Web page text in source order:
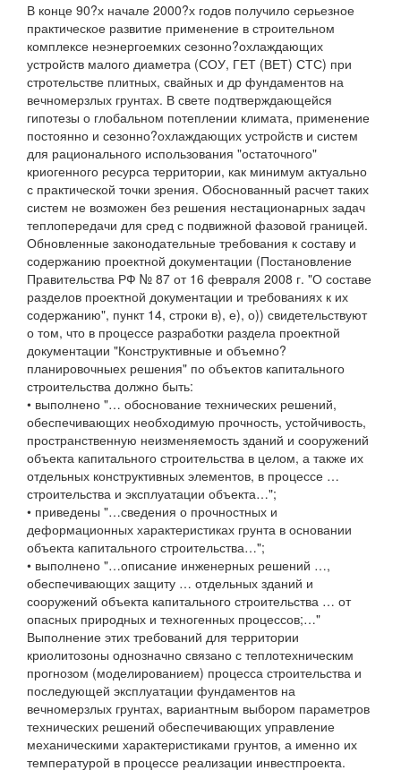
В конце 90?х начале 2000?х годов получило серьезное
практическое развитие применение в строительном
комплексе неэнергоемких сезонно?охлаждающих
устройств малого диаметра (СОУ, ГЕТ (ВЕТ) СТС) при
стротельстве плитных, свайных и др фундаментов на
вечномерзлых грунтах. В свете подтверждающейся
гипотезы о глобальном потеплении климата, применение
постоянно и сезонно?охлаждающих устройств и систем
для рационального использования "остаточного"
криогенного ресурса территории, как минимум актуально
с практической точки зрения. Обоснованный расчет таких
систем не возможен без решения нестационарных задач
теплопередачи для сред с подвижной фазовой границей.
Обновленные законодательные требования к составу и
содержанию проектной документации (Постановление
Правительства РФ № 87 от 16 февраля 2008 г. "О составе
разделов проектной документации и требованиях к их
содержанию", пункт 14, строки в), е), о)) свидетельствуют
о том, что в процессе разработки раздела проектной
документации "Конструктивные и объемно?
планировочныех решения" по объектов капитального
строительства должно быть:
• выполнено "… обоснование технических решений,
обеспечивающих необходимую прочность, устойчивость,
пространственную неизменяемость зданий и сооружений
объекта капитального строительства в целом, а также их
отдельных конструктивных элементов, в процессе …
строительства и эксплуатации объекта…";
• приведены "…сведения о прочностных и
деформационных характеристиках грунта в основании
объекта капитального строительства…";
• выполнено "…описание инженерных решений …,
обеспечивающих защиту … отдельных зданий и
сооружений объекта капитального строительства … от
опасных природных и техногенных процессов;…"
Выполнение этих требований для территории
криолитозоны однозначно связано с теплотехническим
прогнозом (моделированием) процесса строительства и
последующей эксплуатации фундаментов на
вечномерзлых грунтах, вариантным выбором параметров
технических решений обеспечивающих управление
механическими характеристиками грунтов, а именно их
температурой в процессе реализации инвестпроекта.